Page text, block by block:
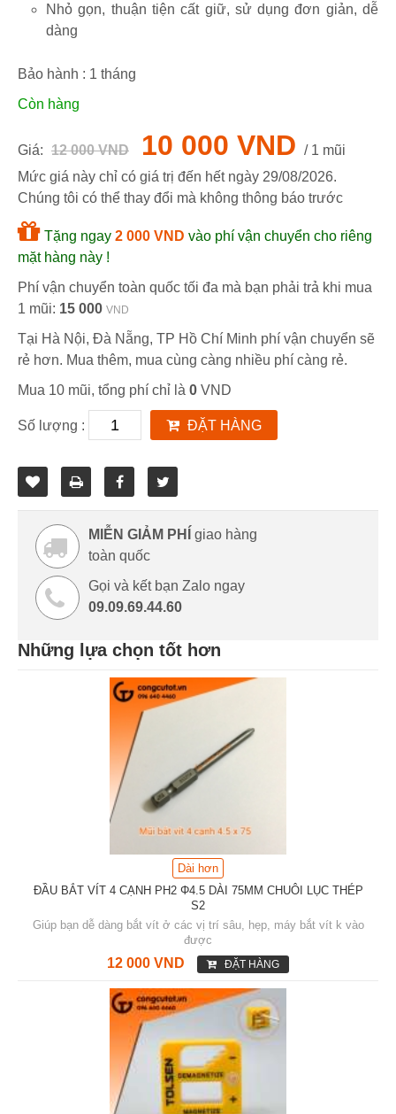
Nhỏ gọn, thuận tiện cất giữ, sử dụng đơn giản, dễ
dàng
Bảo hành : 1 tháng
Còn hàng
Giá: 12 000 VND 10 000 VND / 1 mũi
Mức giá này chỉ có giá trị đến hết ngày 29/08/2026.
Chúng tôi có thể thay đổi mà không thông báo trước
Tặng ngay 2 000 VND vào phí vận chuyển cho riêng
mặt hàng này !
Phí vận chuyển toàn quốc tối đa mà bạn phải trả khi mua
1 mũi: 15 000 VND
Tại Hà Nội, Đà Nẵng, TP Hồ Chí Minh phí vận chuyển sẽ
rẻ hơn. Mua thêm, mua cùng càng nhiều phí càng rẻ.
Mua 10 mũi, tổng phí chỉ là 0 VND
Số lượng : ĐẶT HÀNG
MIỄN GIẢM PHÍ
giao hàng
toàn quốc
Gọi và kết bạn Zalo ngay
09.09.69.44.60
Những lựa chọn tốt hơn
Dài hơn
ĐẦU BẮT VÍT 4 CẠNH PH2 Φ4.5 DÀI 75MM CHUÔI LỤC THÉP
S2
Giúp bạn dễ dàng bắt vít ở các vị trí sâu, hẹp, máy bắt vít k vào
được
12 000 VND ĐẶT HÀNG